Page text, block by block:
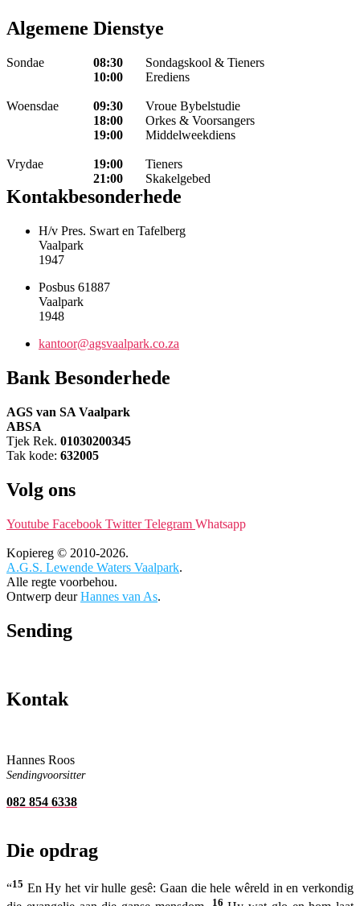
Algemene Dienstye
Sondae
Woensdae
Vrydae
08:30
10:00
09:30
18:00
19:00
19:00
21:00
Sondagskool & Tieners
Erediens
Vroue Bybelstudie
Orkes & Voorsangers
Middelweekdiens
Tieners
Skakelgebed
Kontakbesonderhede
H/v Pres. Swart en Tafelberg
Vaalpark
1947
Posbus 61887
Vaalpark
1948
kantoor@agsvaalpark.co.za
Bank Besonderhede
AGS van SA Vaalpark
ABSA
Tjek Rek. 01030200345
Tak kode: 632005
Volg ons
Youtube Facebook Twitter Telegram Whatsapp
Kopiereg © 2010-2026.
A.G.S. Lewende Waters Vaalpark.
Alle regte voorbehou.
Ontwerp deurHannes van As.
Sending
Kontak
Hannes Roos
Sendingvoorsitter
082 854 6338
Die opdrag
“15 En Hy het vir hulle gesê: Gaan die hele wêreld in en verkondig
16